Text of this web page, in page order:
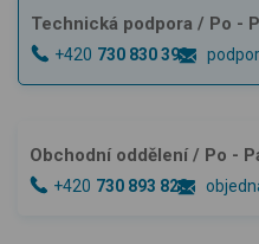
Technická podpora / Po -
+420 730 830 393
Obchodní oddělení / Po -
+420 730 893 828